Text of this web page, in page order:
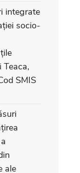
integrate
socio-
Teaca,
SMIS
ale